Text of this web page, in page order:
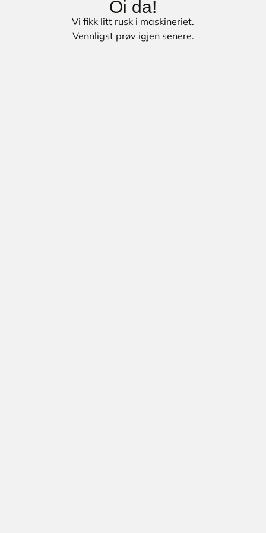
Oi da!
Vi fikk litt rusk i maskineriet.
Vennligst prøv igjen senere.